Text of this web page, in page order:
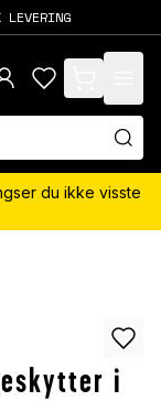
LEVERING
items in cart,
du ikke visste
i